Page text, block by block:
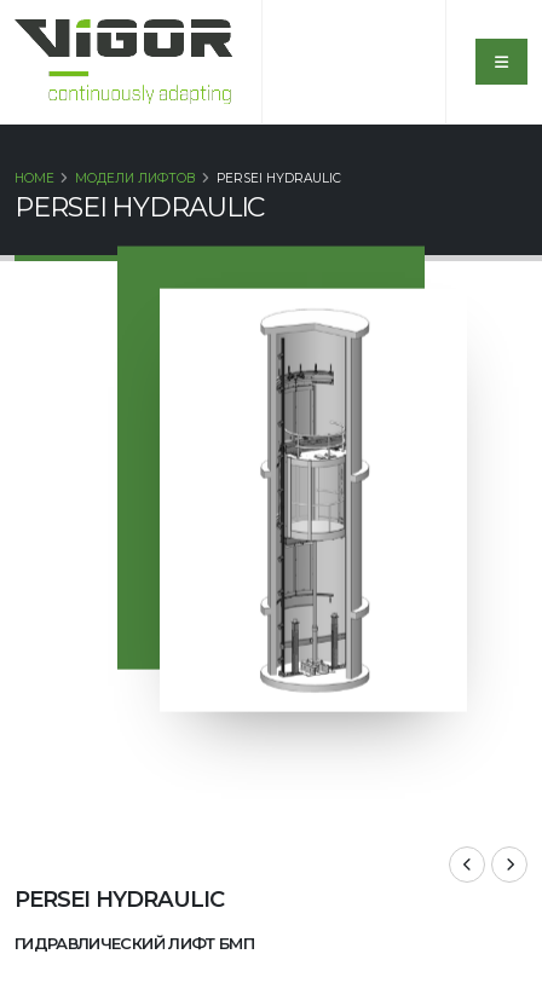
PERSEI HYDRAULIC
HOME МОДЕЛИ ЛИФТОВ PERSEI HYDRAULIC
PERSEI HYDRAULIC
ГИДРАВЛИЧЕСКИЙ ЛИФТ БМП